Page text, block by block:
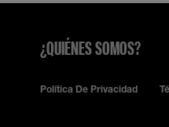
¿QUIÉNES SOMOS?
Política De Privacidad